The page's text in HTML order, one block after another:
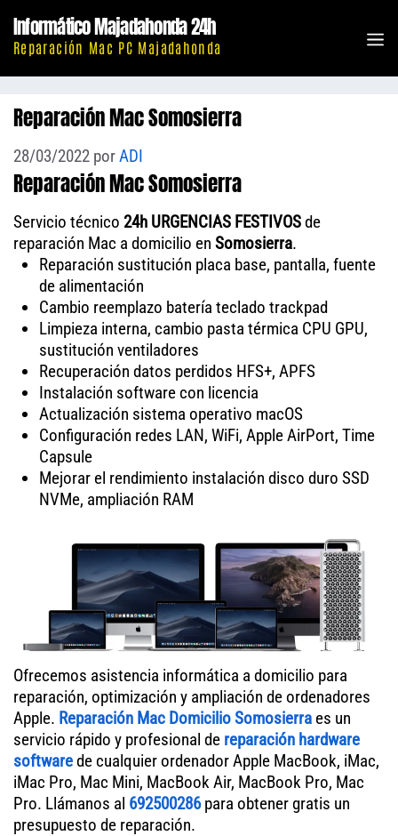
contenido
Informático Majadahonda 24h
Reparación Mac PC Majadahonda
Reparación Mac Somosierra
28/03/2022 porADI
Reparación Mac Somosierra
Servicio técnico 24h URGENCIAS FESTIVOSde
reparación Mac a domicilio en Somosierra.
Reparación sustitución placa base, pantalla, fuente
de alimentación
Cambio reemplazo batería teclado trackpad
Limpieza interna, cambio pasta térmica CPU GPU,
sustitución ventiladores
Recuperación datos perdidos HFS+, APFS
Instalación software con licencia
Actualización sistema operativo macOS
Configuración redes LAN, WiFi, Apple AirPort, Time
Capsule
Mejorar el rendimiento instalación disco duro SSD
NVMe, ampliación RAM
Ofrecemos asistencia informática a domicilio para
reparación, optimización y ampliación de ordenadores
Apple. Reparación Mac Domicilio Somosierra es un
servicio rápido y profesional de reparación hardware
softwarede cualquier ordenador Apple MacBook, iMac,
iMac Pro, Mac Mini, MacBook Air, MacBook Pro, Mac
Pro. Llámanos al 692500286para obtener gratis un
presupuesto de reparación.